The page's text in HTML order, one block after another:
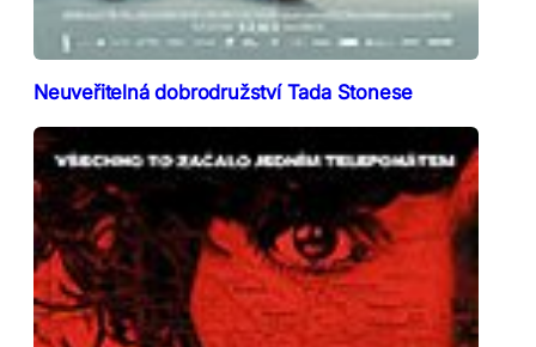
Neuveřitelná dobrodružství Tada Stonese